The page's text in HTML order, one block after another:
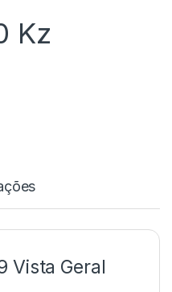
Kz
Vista Geral